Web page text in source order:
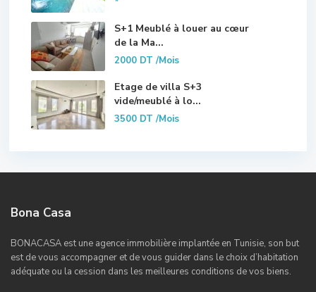
S+1 Meublé à louer au cœur
de la Ma...
2000 DT/Mois
Etage de villa S+3
vide/meublé à lo...
3500 DT/Mois
Bona Casa
BONACASA est une agence immobilière implantée en Tunisie, son but
est de vous accompagner et de vous guider dans le choix d’habitation
adéquate ou la cession dans les meilleures conditions de vos biens.